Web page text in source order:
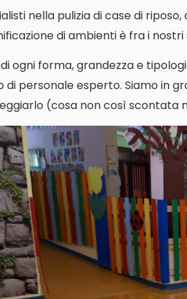
nella pulizia di case di
di ambienti è fra i nostri
ogni forma, grandezza e
di personale esperto. Siamo in
(cosa non così scontata